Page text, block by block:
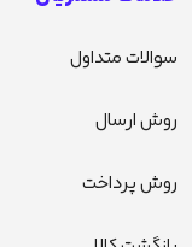
سوالات متداول
روش ارسال
روش پرداخت